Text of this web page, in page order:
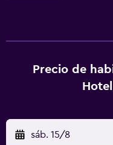
bañera combinadas
ducha tipo lluvia.
servicio de limpieza
solicitar cambio de
Precio de
sáb. 15/8